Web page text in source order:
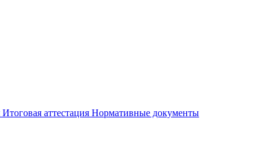
Итоговая аттестация Нормативные документы